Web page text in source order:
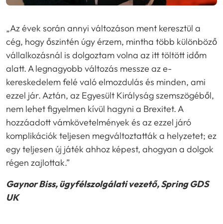
„Az évek során annyi változáson ment keresztül a
cég, hogy őszintén úgy érzem, mintha több különböző
vállalkozásnál is dolgoztam volna az itt töltött időm
alatt. A legnagyobb változás messze az e-
kereskedelem felé való elmozdulás és minden, ami
ezzel jár. Aztán, az Egyesült Királyság szemszögéből,
nem lehet figyelmen kívül hagyni a Brexitet. A
hozzáadott vámkövetelmények és az ezzel járó
komplikációk teljesen megváltoztatták a helyzetet; ez
egy teljesen új játék ahhoz képest, ahogyan a dolgok
régen zajlottak.”
Gaynor Biss, ügyfélszolgálati vezető, Spring GDS
UK